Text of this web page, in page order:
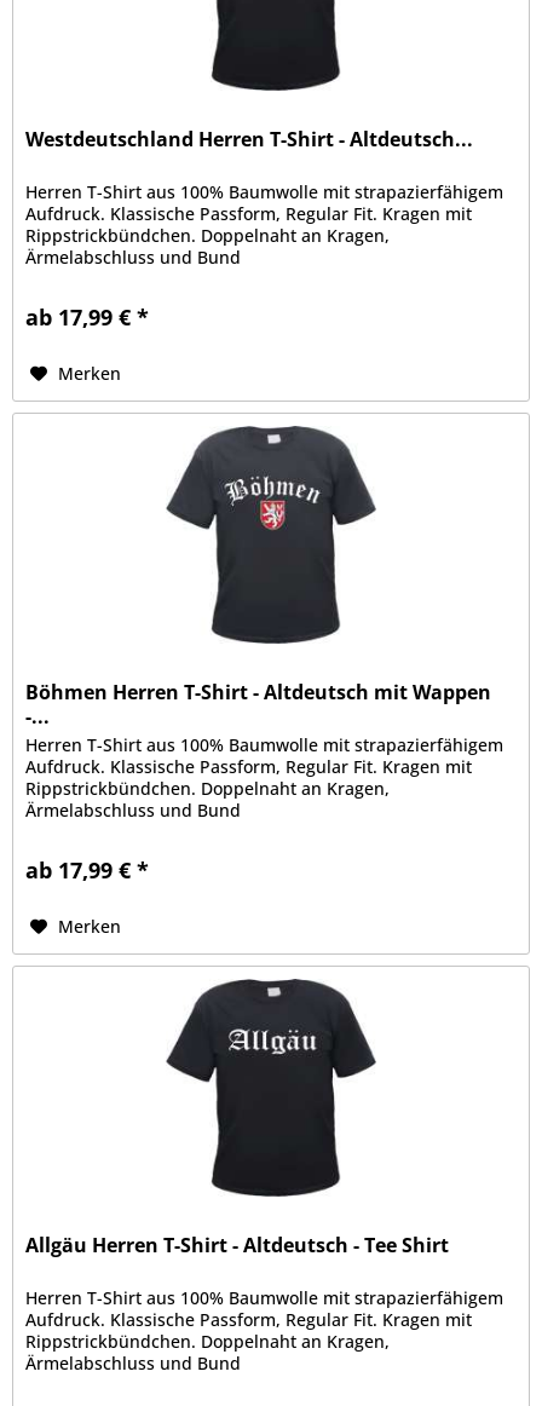
Westdeutschland Herren T-Shirt - Altdeutsch...
Herren T-Shirt aus 100% Baumwolle mit strapazierfähigem
Aufdruck. Klassische Passform, Regular Fit. Kragen mit
Rippstrickbündchen. Doppelnaht an Kragen,
Ärmelabschluss und Bund
ab 17,99 € *
Merken
Böhmen Herren T-Shirt - Altdeutsch mit Wappen
-...
Herren T-Shirt aus 100% Baumwolle mit strapazierfähigem
Aufdruck. Klassische Passform, Regular Fit. Kragen mit
Rippstrickbündchen. Doppelnaht an Kragen,
Ärmelabschluss und Bund
ab 17,99 € *
Merken
Allgäu Herren T-Shirt - Altdeutsch - Tee Shirt
Herren T-Shirt aus 100% Baumwolle mit strapazierfähigem
Aufdruck. Klassische Passform, Regular Fit. Kragen mit
Rippstrickbündchen. Doppelnaht an Kragen,
Ärmelabschluss und Bund